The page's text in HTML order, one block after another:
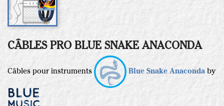
CÂBLES PRO BLUE SNAKE ANACONDA
Câbles pour instruments Blue Snake Anaconda by